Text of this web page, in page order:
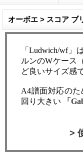
オーボエ > スコア ブ
「Ludwich/wf」
ルンのWケース
ど良いサイズ感
A4譜面対応の
回り大きい
「
>